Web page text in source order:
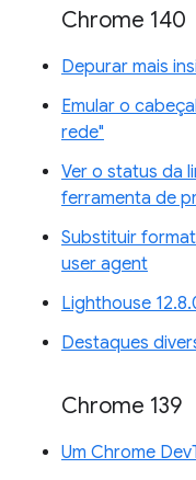
Chrome 140
Depurar mais
Emular o
rede"
Ver o status da
ferramenta de
Substituir
user agent
Lighthouse
Destaques
Chrome 139
Um Chrome